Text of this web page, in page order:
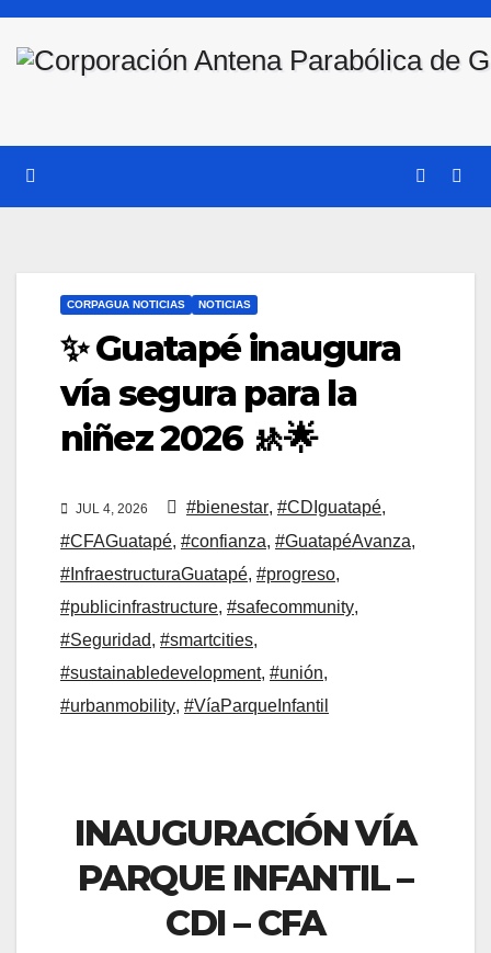
Saltar
CORPAGUA NOTICIAS NOTICIAS
✨ Guatapé inaugura
vía segura para la
niñez 2026 🚸🌟
JUL 4, 2026 #bienestar, #CDIguatapé,
#CFAGuatapé, #confianza, #GuatapéAvanza,
#InfraestructuraGuatapé, #progreso,
#publicinfrastructure, #safecommunity,
#Seguridad, #smartcities,
#sustainabledevelopment, #unión,
#urbanmobility, #VíaParqueInfantil
INAUGURACIÓN VÍA
PARQUE INFANTIL –
CDI – CFA